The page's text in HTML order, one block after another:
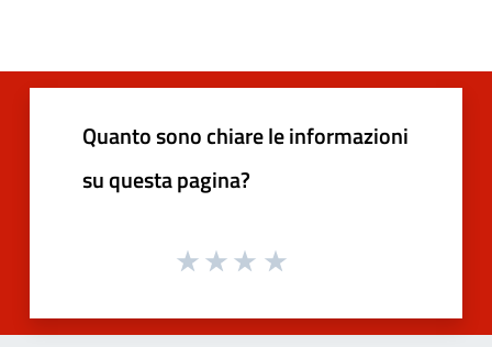
Quanto sono chiare le informazioni
su questa pagina?